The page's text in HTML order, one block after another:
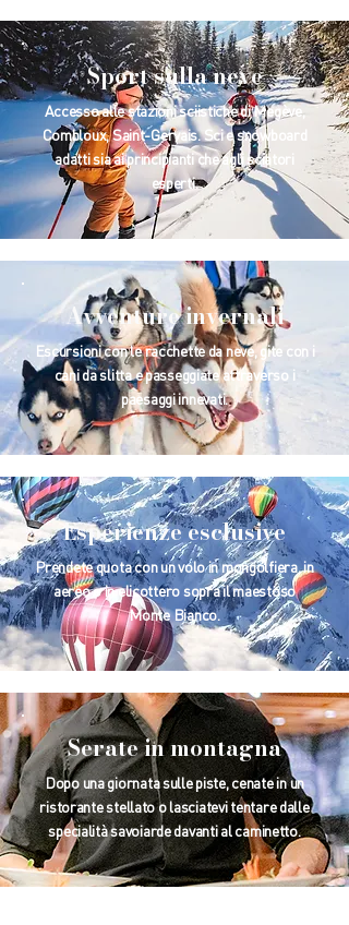
Sport sulla neve
Accesso alle stazioni sciistiche di Megève,
Combloux, Saint-Gervais. Sci e snowboard
adatti sia ai principianti che agli sciatori
esperti.
Avventure invernali
Escursioni con le racchette da neve, gite con i
cani da slitta e passeggiate attraverso i
paesaggi innevati.
Esperienze esclusive
Prendete quota con un volo in mongolfiera, in
aereo o in elicottero sopra il maestoso
Monte Bianco.
Serate in montagna
Dopo una giornata sulle piste, cenate in un
ristorante stellato o lasciatevi tentare dalle
specialità savoiarde davanti al caminetto.